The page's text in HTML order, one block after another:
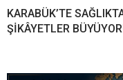
KARABÜK’TE
ŞİKÂYETLER